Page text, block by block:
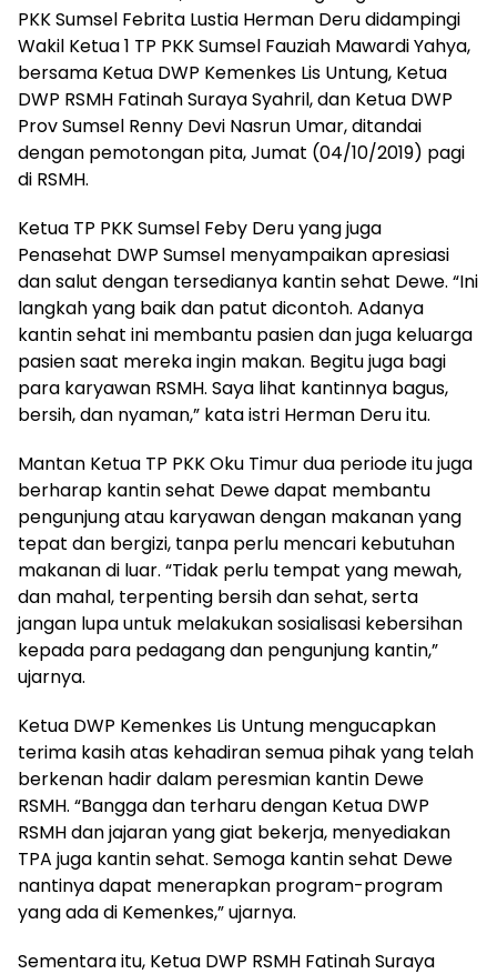
PKK Sumsel Febrita Lustia Herman Deru didampingi
Wakil Ketua 1 TP PKK Sumsel Fauziah Mawardi Yahya,
bersama Ketua DWP Kemenkes Lis Untung, Ketua
DWP RSMH Fatinah Suraya Syahril, dan Ketua DWP
Prov Sumsel Renny Devi Nasrun Umar, ditandai
dengan pemotongan pita, Jumat (04/10/2019) pagi
di RSMH.
Ketua TP PKK Sumsel Feby Deru yang juga
Penasehat DWP Sumsel menyampaikan apresiasi
dan salut dengan tersedianya kantin sehat Dewe. “Ini
langkah yang baik dan patut dicontoh. Adanya
kantin sehat ini membantu pasien dan juga keluarga
pasien saat mereka ingin makan. Begitu juga bagi
para karyawan RSMH. Saya lihat kantinnya bagus,
bersih, dan nyaman,” kata istri Herman Deru itu.
Mantan Ketua TP PKK Oku Timur dua periode itu juga
berharap kantin sehat Dewe dapat membantu
pengunjung atau karyawan dengan makanan yang
tepat dan bergizi, tanpa perlu mencari kebutuhan
makanan di luar. “Tidak perlu tempat yang mewah,
dan mahal, terpenting bersih dan sehat, serta
jangan lupa untuk melakukan sosialisasi kebersihan
kepada para pedagang dan pengunjung kantin,”
ujarnya.
Ketua DWP Kemenkes Lis Untung mengucapkan
terima kasih atas kehadiran semua pihak yang telah
berkenan hadir dalam peresmian kantin Dewe
RSMH. “Bangga dan terharu dengan Ketua DWP
RSMH dan jajaran yang giat bekerja, menyediakan
TPA juga kantin sehat. Semoga kantin sehat Dewe
nantinya dapat menerapkan program-program
yang ada di Kemenkes,” ujarnya.
Sementara itu, Ketua DWP RSMH Fatinah Suraya